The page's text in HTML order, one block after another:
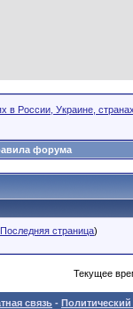
в России, Украине,
форума
Последняя страница)
Текущее
связь -